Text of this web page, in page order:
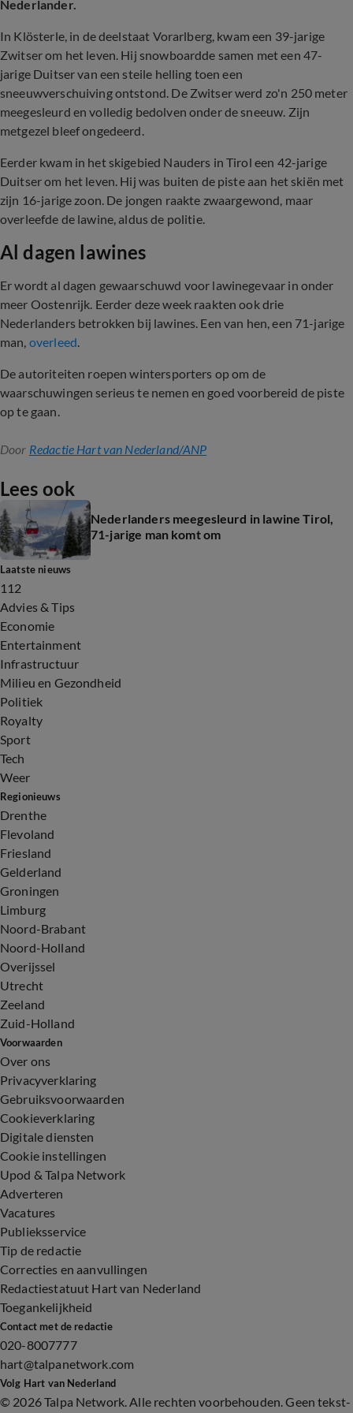
Nederlander.
In Klösterle, in de deelstaat Vorarlberg, kwam een 39-jarige
Zwitser om het leven. Hij snowboardde samen met een 47-
jarige Duitser van een steile helling toen een
sneeuwverschuiving ontstond. De Zwitser werd zo'n 250 meter
meegesleurd en volledig bedolven onder de sneeuw. Zijn
metgezel bleef ongedeerd.
Eerder kwam in het skigebied Nauders in Tirol een 42-jarige
Duitser om het leven. Hij was buiten de piste aan het skiën met
zijn 16-jarige zoon. De jongen raakte zwaargewond, maar
overleefde de lawine, aldus de politie.
Al dagen lawines
Er wordt al dagen gewaarschuwd voor lawinegevaar in onder
meer Oostenrijk. Eerder deze week raakten ook drie
Nederlanders betrokken bij lawines. Een van hen, een 71-jarige
man, overleed.
De autoriteiten roepen wintersporters op om de
waarschuwingen serieus te nemen en goed voorbereid de piste
op te gaan.
Door Redactie Hart van Nederland/ANP
Lees ook
Nederlanders meegesleurd in lawine Tirol,
71-jarige man komt om
Laatste nieuws
112
Advies & Tips
Economie
Entertainment
Infrastructuur
Milieu en Gezondheid
Politiek
Royalty
Sport
Tech
Weer
Regionieuws
Drenthe
Flevoland
Friesland
Gelderland
Groningen
Limburg
Noord-Brabant
Noord-Holland
Overijssel
Utrecht
Zeeland
Zuid-Holland
Voorwaarden
Over ons
Privacyverklaring
Gebruiksvoorwaarden
Cookieverklaring
Digitale diensten
Cookie instellingen
Upod & Talpa Network
Adverteren
Vacatures
Publieksservice
Tip de redactie
Correcties en aanvullingen
Redactiestatuut Hart van Nederland
Toegankelijkheid
Contact met de redactie
020-8007777
hart@talpanetwork.com
Volg Hart van Nederland
© 2026 Talpa Network. Alle rechten voorbehouden. Geen tekst-